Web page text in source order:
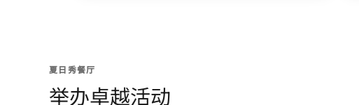
夏日秀餐厅
举办卓越活动